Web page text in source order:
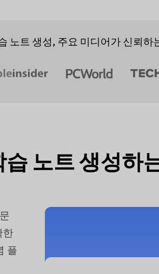
노트 생성, 주요 미디어가 신뢰하
습 노트 생성하
한
플